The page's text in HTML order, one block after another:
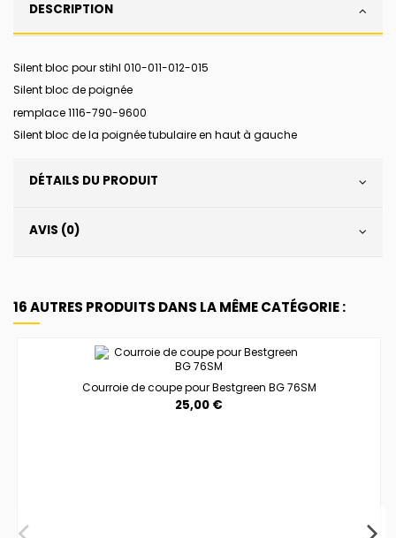
DESCRIPTION
Silent bloc pour stihl 010-011-012-015
Silent bloc de poignée
remplace1116-790-9600
Silent bloc de la poignée tubulaire en haut à gauche
DÉTAILS DU PRODUIT
AVIS (0)
16 AUTRES PRODUITS DANS LA MÊME CATÉGORIE :
Courroie de coupe pour Bestgreen BG 76SM
25,00 €